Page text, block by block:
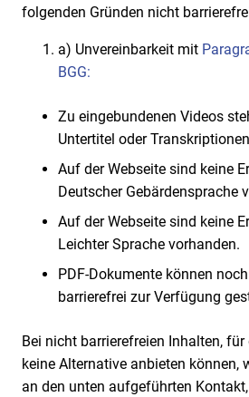
folgenden Gründen nicht
a) Unvereinbarkeit mit
BGG:
Zu eingebundenen Videos
Untertitel oder
Auf der Webseite sind keine
Deutscher Gebärdensprache
Auf der Webseite sind keine
Leichter Sprache vorhanden.
PDF-Dokumente können noch
barrierefrei zur Verfügung
Bei nicht barrierefreien Inhalten,
keine Alternative anbieten können,
an den unten aufgeführten